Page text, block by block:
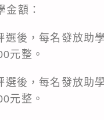
金額：
選後，每名發放助
元整。
選後，每名發放助
元整。